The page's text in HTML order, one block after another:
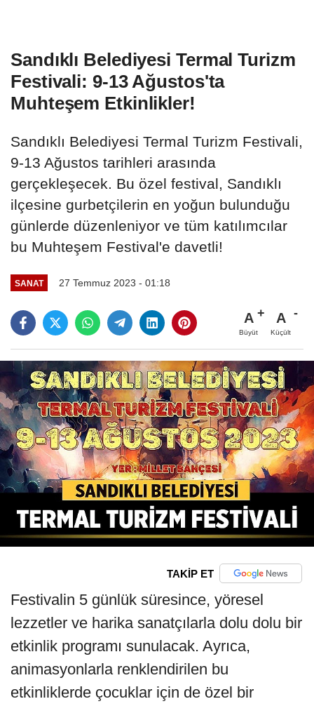
Sandıklı Belediyesi Termal Turizm
Festivali: 9-13 Ağustos'ta
Muhteşem Etkinlikler!
Sandıklı Belediyesi Termal Turizm Festivali,
9-13 Ağustos tarihleri arasında
gerçekleşecek. Bu özel festival, Sandıklı
ilçesine gurbetçilerin en yoğun bulunduğu
günlerde düzenleniyor ve tüm katılımcılar
bu Muhteşem Festival'e davetli!
SANAT 27 Temmuz 2023 - 01:18
A
Büyüt
A
Küçült
TAKİP ET
Festivalin 5 günlük süresince, yöresel
lezzetler ve harika sanatçılarla dolu dolu bir
etkinlik programı sunulacak. Ayrıca,
animasyonlarla renklendirilen bu
etkinliklerde çocuklar için de özel bir